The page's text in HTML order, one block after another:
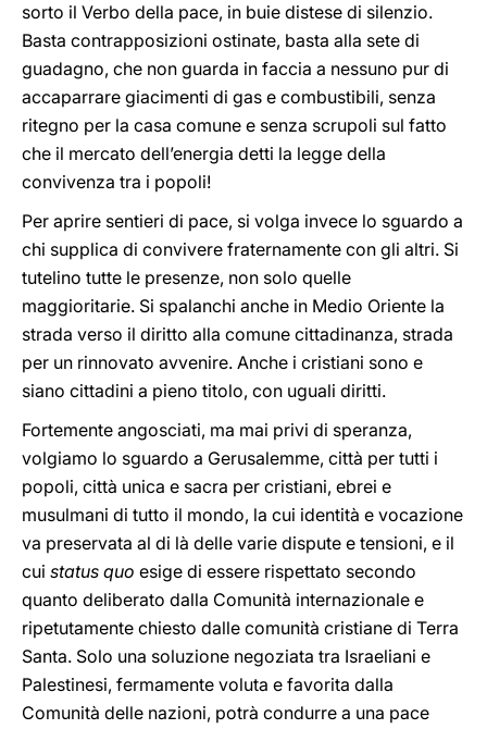
sorto il Verbo della pace, in buie distese di silenzio.
Basta contrapposizioni ostinate, basta alla sete di
guadagno, che non guarda in faccia a nessuno pur di
accaparrare giacimenti di gas e combustibili, senza
ritegno per la casa comune e senza scrupoli sul fatto
che il mercato dell’energia detti la legge della
convivenza tra i popoli!
Per aprire sentieri di pace, si volga invece lo sguardo a
chi supplica di convivere fraternamente con gli altri. Si
tutelino tutte le presenze, non solo quelle
maggioritarie. Si spalanchi anche in Medio Oriente la
strada verso il diritto alla comune cittadinanza, strada
per un rinnovato avvenire. Anche i cristiani sono e
siano cittadini a pieno titolo, con uguali diritti.
Fortemente angosciati, ma mai privi di speranza,
volgiamo lo sguardo a Gerusalemme, città per tutti i
popoli, città unica e sacra per cristiani, ebrei e
musulmani di tutto il mondo, la cui identità e vocazione
va preservata al di là delle varie dispute e tensioni, e il
cui status quo esige di essere rispettato secondo
quanto deliberato dalla Comunità internazionale e
ripetutamente chiesto dalle comunità cristiane di Terra
Santa. Solo una soluzione negoziata tra Israeliani e
Palestinesi, fermamente voluta e favorita dalla
Comunità delle nazioni, potrà condurre a una pace